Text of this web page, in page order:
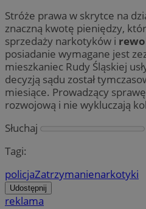
Stróże prawa w skrytce na
znaczną kwotę pieniędzy,
sprzedaży narkotyków i
posiadanie wymagane jest
mieszkaniec Rudy Śląskiej
decyzją sądu został
miesiące. Prowadzący
rozwojową i nie wykluczają
Słuchaj
Tagi:
policjaZatrzymanienarkotyki
Udostępnij
reklama